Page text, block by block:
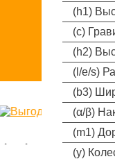
(h1)
(с)
(h2)
(l/e/s)
(b3)
(α/β)
(m1)
(y)